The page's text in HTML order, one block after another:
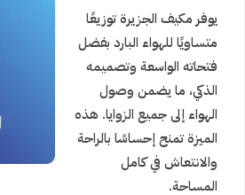
يوفر مكيف الجزيرة توزيعًا
متساويًا للهواء البارد بفضل
فتحاته الواسعة وتصميمه
الذكي، ما يضمن وصول
الهواء إلى جميع الزوايا. هذه
الميزة تمنح إحساسًا بالراحة
والانتعاش في كامل
المساحة.